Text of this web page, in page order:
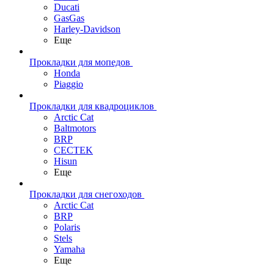
Ducati
GasGas
Harley-Davidson
Еще
Прокладки для мопедов
Honda
Piaggio
Прокладки для квадроциклов
Arctic Cat
Baltmotors
BRP
CECTEK
Hisun
Еще
Прокладки для снегоходов
Arctic Cat
BRP
Polaris
Stels
Yamaha
Еще